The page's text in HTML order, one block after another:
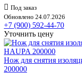
Под заказ
Обновлено 24.07.2026
+7 (900) 592-44-70
Уточнить цену
Нож для снятия
200000